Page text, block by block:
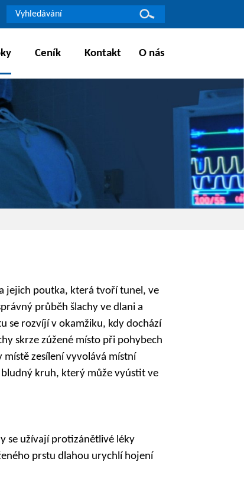
Ceník Kontakt O nás
jejich poutka, která tvoří tunel, ve
průběh šlachy ve dlani a
se rozvíjí v okamžiku, kdy dochází
skrze zúžené místo při pohybech
zesílení vyvolává místní
kruh, který může vyústit ve
se užívají protizánětlivé léky
prstu dlahou urychlí hojení